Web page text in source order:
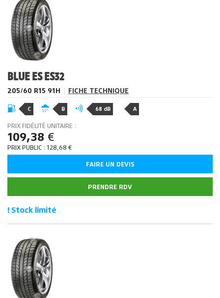
BLUE ES ES32
205/60 R15 91H FICHE TECHNIQUE
C B 68 dB A
PRIX FIDÉLITÉ UNITAIRE :
109,38 €
PRIX PUBLIC : 128,68 €
FAIRE UN DEVIS
PRENDRE RDV
! Stock limité